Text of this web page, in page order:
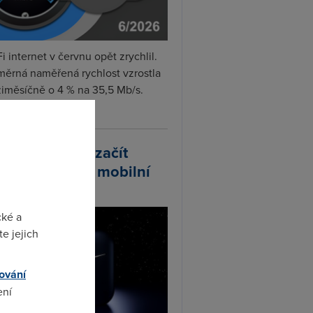
internet v červnu opět zrychlil.
naměřená rychlost vzrostla
o 4 % na 35,5 Mb/s.
plánuje začít
vlastní mobilní
a
jejich